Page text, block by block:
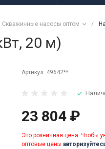
Скважинные насосы оптом /
20 м)
Артикул: 49642**
23 804 ₽
Это розничная цена. Чтобы
оптовые цены